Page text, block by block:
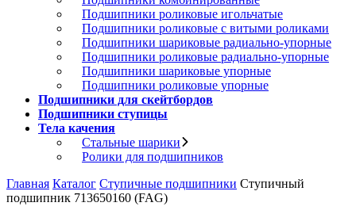
Подшипники роликовые игольчатые
Подшипники роликовые с витыми роликами
Подшипники шариковые радиально-упорные
Подшипники роликовые радиально-упорные
Подшипники шариковые упорные
Подшипники роликовые упорные
Подшипники для скейтбордов
Подшипники ступицы
Тела качения
Стальные шарики
Ролики для подшипников
Главная Каталог Ступичные подшипники Ступичный
подшипник 713650160 (FAG)